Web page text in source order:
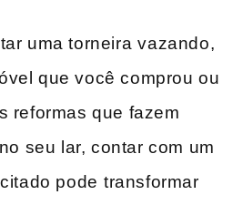
uma torneira⁤ vazando,
que você comprou ou
reformas ‍que fazem
seu lar, contar com um
pode⁤ transformar